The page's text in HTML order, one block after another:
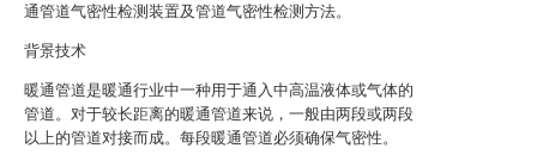
通管道气密性检测装置及管道气密性检测方法。
背景技术
暖通管道是暖通行业中一种用于通入中高温液体或气体的
管道。对于较长距离的暖通管道来说，一般由两段或两段
以上的管道对接而成。每段暖通管道必须确保气密性。